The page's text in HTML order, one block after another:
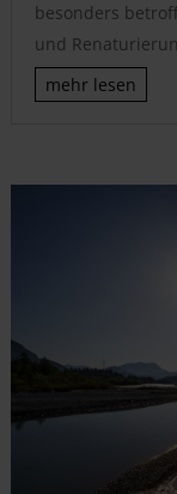
besonders
und
mehr lesen